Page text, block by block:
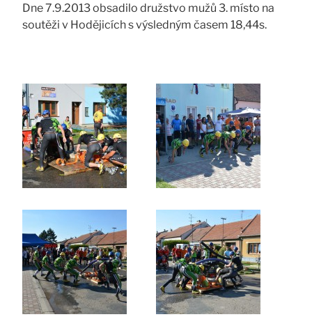
Dne 7.9.2013 obsadilo družstvo mužů 3. místo na
soutěži v Hodějicích s výsledným časem 18,44s.